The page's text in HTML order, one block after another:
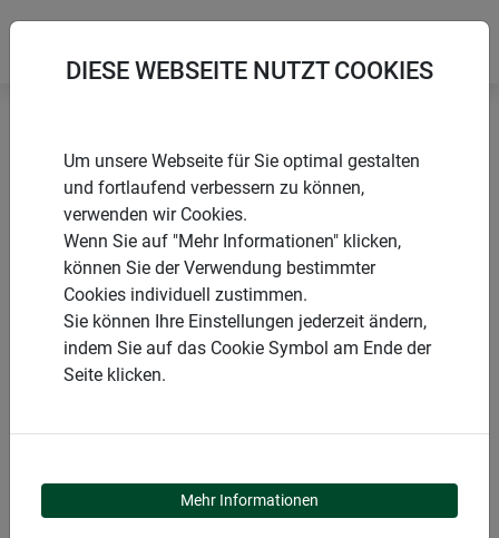
Startseite Sonnensegel Sun Sail CANNES Quadrat
PRODUKTE
SUN SAIL CANNES
DIESE WEBSEITE NUTZT COOKIES
Um unsere Webseite für Sie optimal gestalten
und fortlaufend verbessern zu können,
verwenden wir Cookies.
Wenn Sie auf "Mehr Informationen" klicken,
können Sie der Verwendung bestimmter
Cookies individuell zustimmen.
Sie können Ihre Einstellungen jederzeit ändern,
indem Sie auf das Cookie Symbol am Ende der
Seite klicken.
Mehr Informationen